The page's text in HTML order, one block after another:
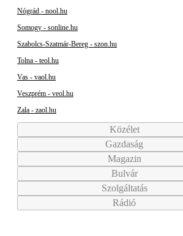
Nógrád - nool.hu
Somogy - sonline.hu
Szabolcs-Szatmár-Bereg - szon.hu
Tolna - teol.hu
Vas - vaol.hu
Veszprém - veol.hu
Zala - zaol.hu
Közélet
Gazdaság
Magazin
Bulvár
Szolgáltatás
Rádió